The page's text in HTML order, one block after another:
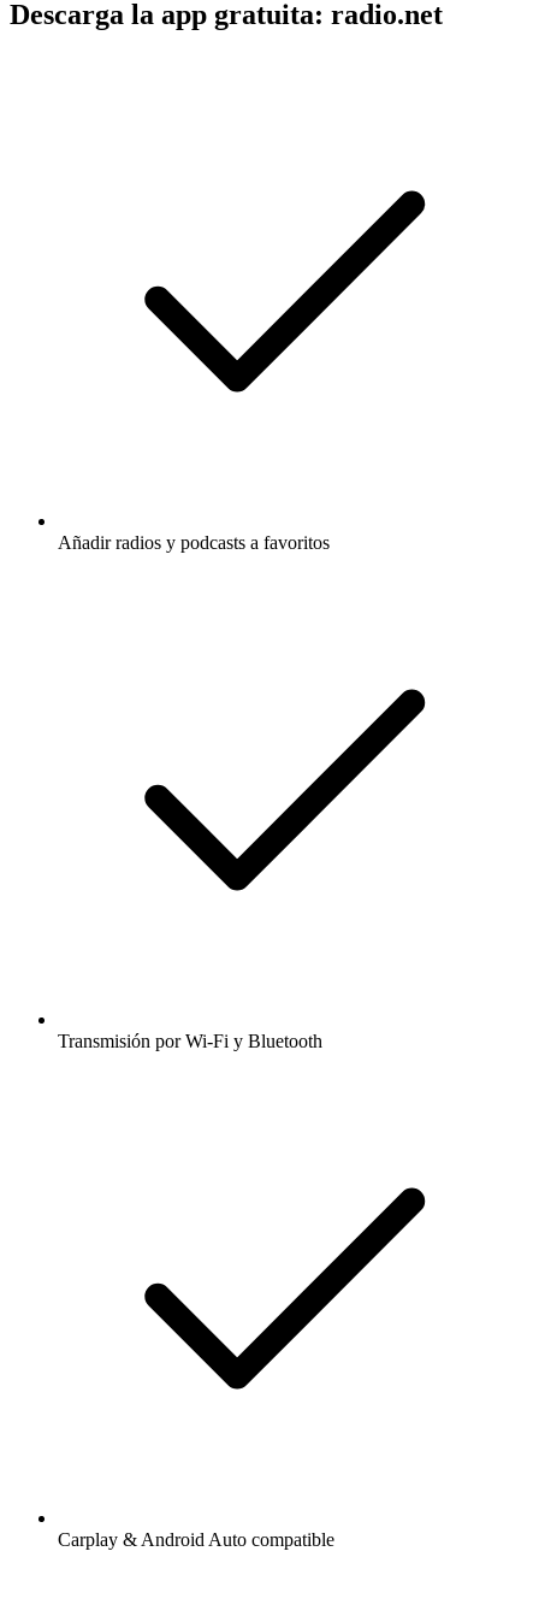
Descarga la app gratuita: radio.net
Añadir radios y podcasts a favoritos
Transmisión por Wi-Fi y Bluetooth
Carplay & Android Auto compatible